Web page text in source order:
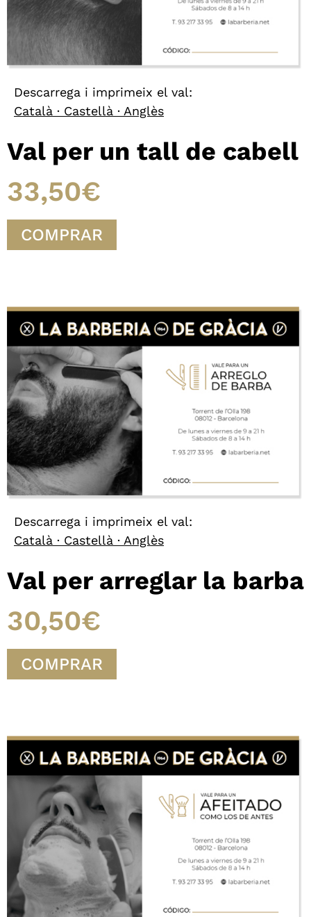
Descarrega i imprimeix el val:
Català · Castellà · Anglès
Val per un tall de cabell
33,50€
COMPRAR
Descarrega i imprimeix el val:
Català · Castellà · Anglès
Val per arreglar la barba
30,50€
COMPRAR